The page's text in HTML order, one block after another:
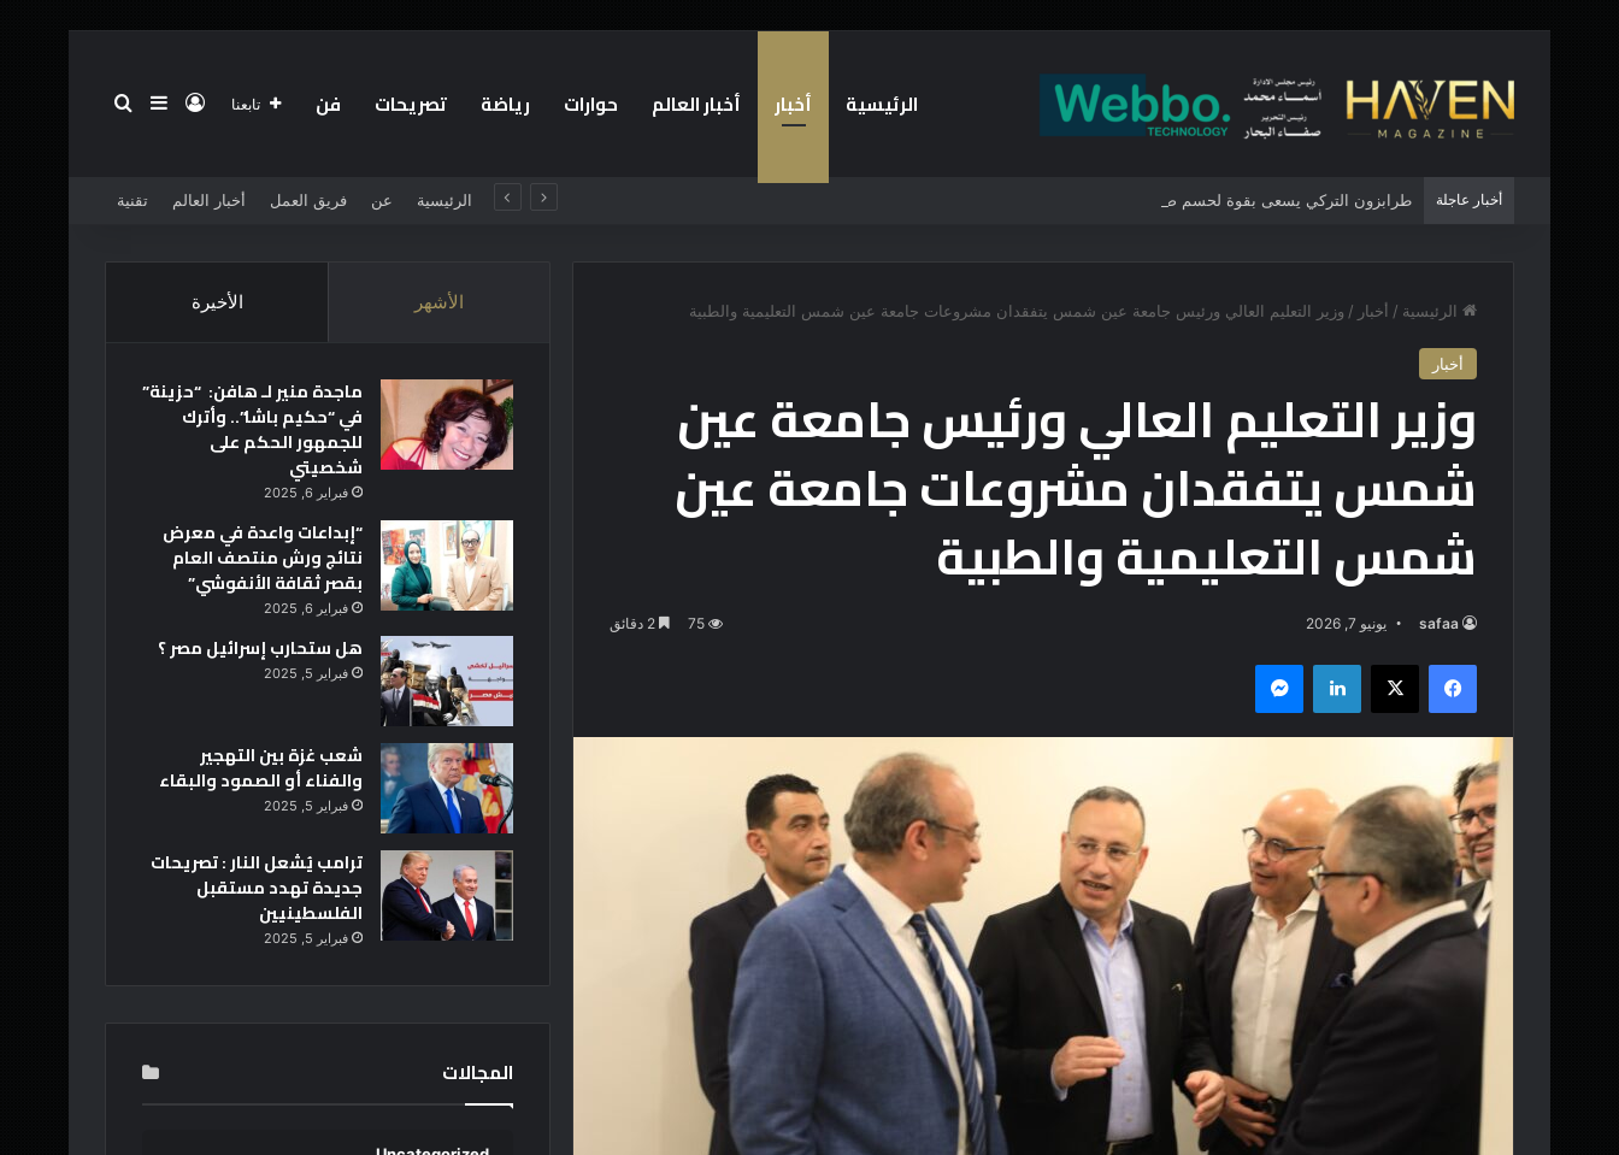
الرئيسية أخبار أخبار العالم حوارات رياضة تصريحات فن تابعنا تسجيل الدخول
إضافة عمود جانبي
أخبار عاجلة طرابزون التركي يسعى بقوة لحسم صفقة مهاجم اخر الرئيسية عن فريق العمل أخبار العالم تقنية
الرئيسية / أخبار / وزير التعليم العالي ورئيس جامعة عين شمس يتفقدان مشروعات جامعة عين شمس التعليمية والطبية
أخبار
وزير التعليم العالي ورئيس جامعة عين
شمس يتفقدان مشروعات جامعة عين
شمس التعليمية والطبية
safaa يونيو 7, 2026 75
فيسبوك لينكدإن
الأشهر الأخيرة
ماجدة منير لـ هافن: “حزينة”
في “حكيم باشا”.. وأترك
للجمهور الحكم على
شخصيتي
فبراير 6, 2025
“إبداعات واعدة في معرض
نتائج ورش منتصف العام
بقصر ثقافة الأنفوشي”
فبراير 6, 2025
هل ستحارب إسرائيل مصر ؟
فبراير 5, 2025
شعب غزة بين التهجير
والفناء أو الصمود والبقاء
فبراير 5, 2025
ترامب يُشعل النار : تصريحات
جديدة تهدد مستقبل
الفلسطينيين
فبراير 5, 2025
المجالات